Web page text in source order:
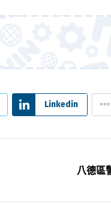
Linkedin
八德區